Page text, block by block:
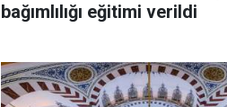
bağımlılığı eğitimi verildi